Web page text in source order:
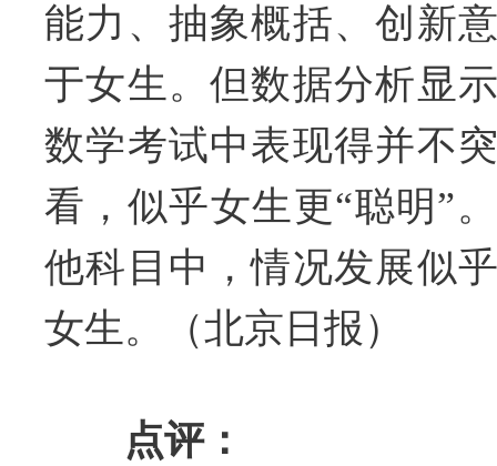
能力、抽象概括、创新
于女生。但数据分析显
数学考试中表现得并不
看，似乎女生更“聪明”
他科目中，情况发展似
女生。（北京日报）
点评：